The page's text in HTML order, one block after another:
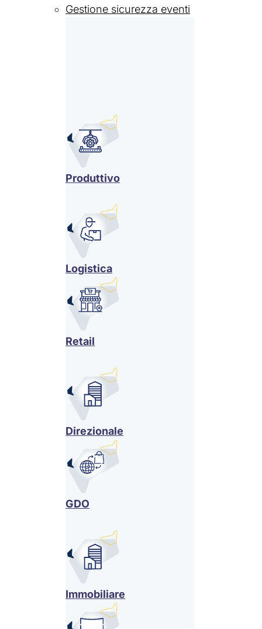
Gestione sicurezza eventi
Produttivo
Logistica
Retail
Direzionale
GDO
Immobiliare